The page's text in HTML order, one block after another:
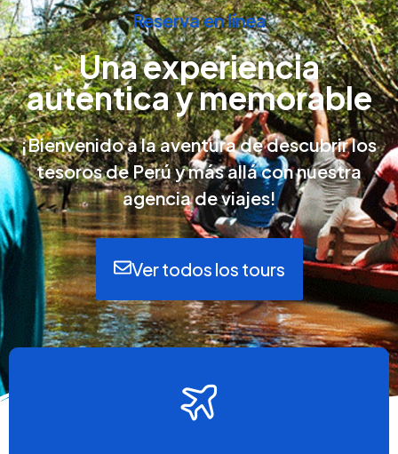
Reserva en línea
Una experiencia
auténtica y memorable
¡Bienvenido a la aventura de descubrir los
tesoros de Perú y más allá con nuestra
agencia de viajes!
Ver todos los tours